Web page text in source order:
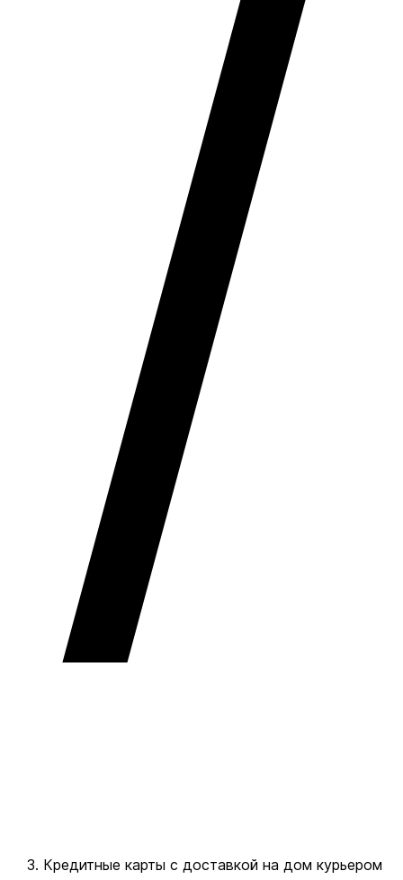
Кредитные карты с доставкой на дом курьером